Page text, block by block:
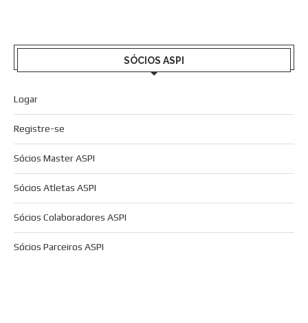
SÓCIOS ASPI
Logar
Registre-se
Sócios Master ASPI
Sócios Atletas ASPI
Sócios Colaboradores ASPI
Sócios Parceiros ASPI